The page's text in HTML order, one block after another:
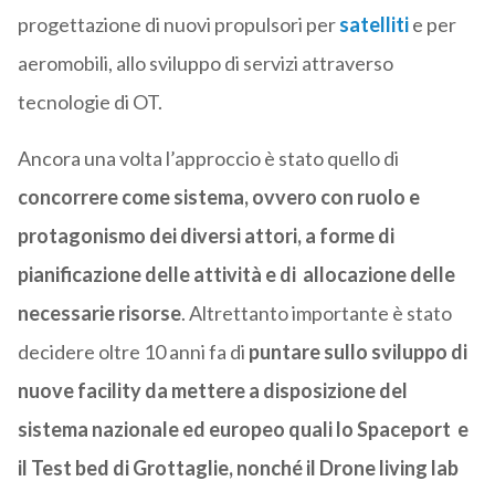
progettazione di nuovi propulsori persatellitie per
aeromobili, allo sviluppo di servizi attraverso
tecnologie di OT.
Ancora una volta l’approccio è stato quello di
concorrere come sistema, ovvero con ruolo e
protagonismo dei diversi attori, a forme di
pianificazione delle attività e di allocazione delle
necessarie risorse. Altrettanto importante è stato
decidere oltre 10 anni fa di puntare sullo sviluppo di
nuove facility da mettere a disposizione del
sistema nazionale ed europeo quali lo Spaceport e
il Test bed di Grottaglie, nonché il Drone living lab